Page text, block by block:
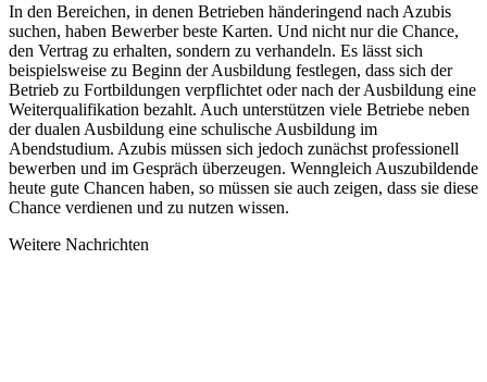
In den Bereichen, in denen Betrieben händeringend nach Azubis
suchen, haben Bewerber beste Karten. Und nicht nur die Chance,
den Vertrag zu erhalten, sondern zu verhandeln. Es lässt sich
beispielsweise zu Beginn der Ausbildung festlegen, dass sich der
Betrieb zu Fortbildungen verpflichtet oder nach der Ausbildung eine
Weiterqualifikation bezahlt. Auch unterstützen viele Betriebe neben
der dualen Ausbildung eine schulische Ausbildung im
Abendstudium. Azubis müssen sich jedoch zunächst professionell
bewerben und im Gespräch überzeugen. Wenngleich Auszubildende
heute gute Chancen haben, so müssen sie auch zeigen, dass sie diese
Chance verdienen und zu nutzen wissen.
Weitere Nachrichten